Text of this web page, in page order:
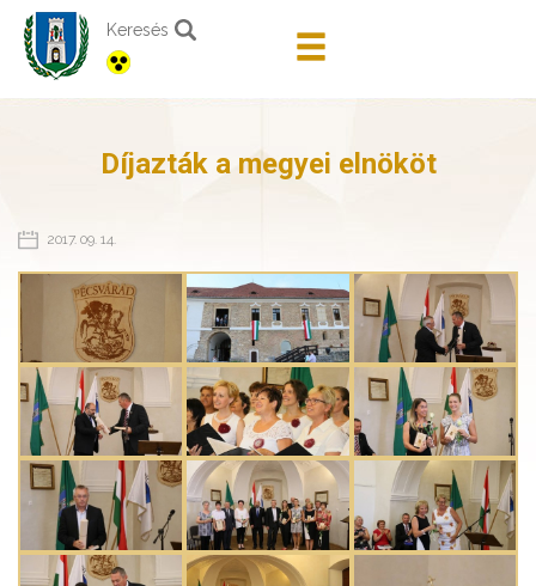
Keresés
Díjazták a megyei elnököt
2017. 09. 14.